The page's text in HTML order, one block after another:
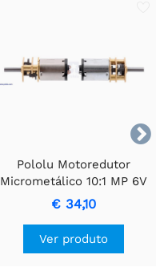

Pololu Motoredutor
Micrometálico 10:1 MP 6V
€ 34,10
Ver produto